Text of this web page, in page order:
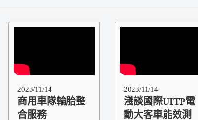
2023/11/14
商用車隊輪胎整
合服務
2023/11/14
淺談國際UITP電
動大客車能效測